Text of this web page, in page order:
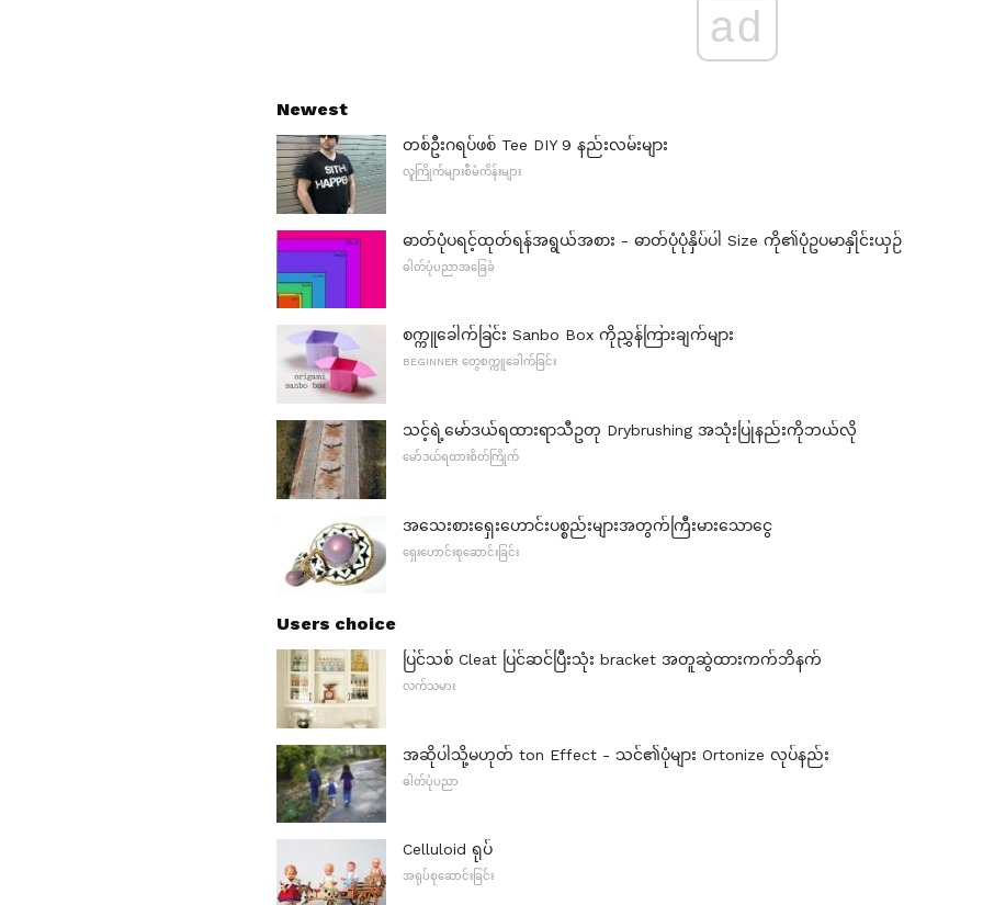
ad
Newest
တစ်ဦးဂရပ်ဖစ် Tee DIY 9 နည်းလမ်းများ
လူကြိုက်များစီမံကိန်းများ
ဓာတ်ပုံပရင့်ထုတ်ရန်အရွယ်အစား - ဓာတ်ပုံပုံနှိပ်ပါ Size ကို၏ပုံဥပမာနှိုင်းယှဉ်
ဓါတ်ပုံပညာအခြေခံ
စက္ကူခေါက်ခြင်း Sanbo Box ကိုညွှန်ကြားချက်များ
BEGINNER တွေစက္ကူခေါက်ခြင်း
သင့်ရဲ့မော်ဒယ်ရထားရာသီဥတု Drybrushing အသုံးပြုနည်းကိုဘယ်လို
မော်ဒယ်ရထားစိတ်ကြိုက်
အသေးစားရှေးဟောင်းပစ္စည်းများအတွက်ကြီးမားသောငွေ
ရှေးဟောင်းစုဆောင်းခြင်း
Users choice
ပြင်သစ် Cleat ပြင်ဆင်ပြီးသုံး bracket အတူဆွဲထားကက်ဘိနက်
လက်သမား
အဆိုပါသို့မဟုတ် ton Effect - သင်၏ပုံများ Ortonize လုပ်နည်း
ဓါတ်ပုံပညာ
Celluloid ရုပ်
အရုပ်စုဆောင်းခြင်း